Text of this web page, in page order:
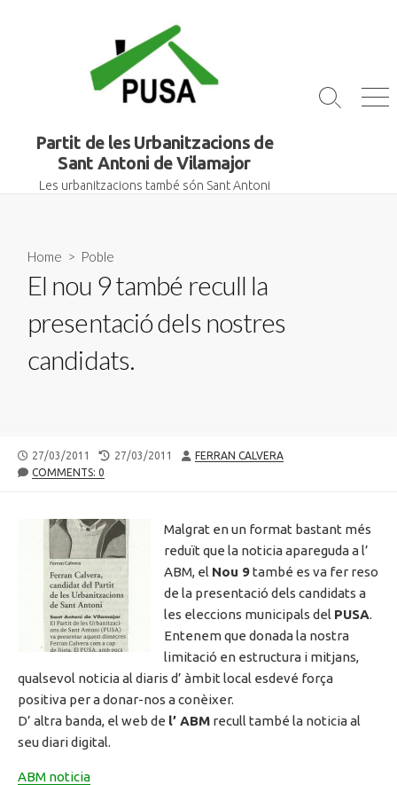
Partit de les Urbanitzacions de
Sant Antoni de Vilamajor
Les urbanitzacions també són Sant Antoni
Search
Home > Poble
El nou 9 també recull la
presentació dels nostres
candidats.
PUBLISHED
DATE
27/03/2011
LAST
27/03/2011 AUTHOR
FERRAN CALVERA
COMMENTS: 0
Malgrat en un format bastant més
reduït que la noticia apareguda a l’
ABM, el Nou 9també es va fer reso
de la presentació dels candidats a
les eleccions municipals del PUSA.
Entenem que donada la nostra
limitació en estructura i mitjans,
qualsevol noticia al diaris d’ àmbit local esdevé força
positiva per a donar-nos a conèixer.
D’ altra banda, el web de l’ ABM recull també la noticia al
seu diari digital.
ABM noticia